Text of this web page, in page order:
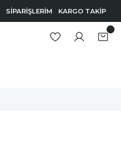
SİPARİŞLERİM KARGO TAKİP